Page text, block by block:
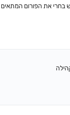
בחרי את הפורום